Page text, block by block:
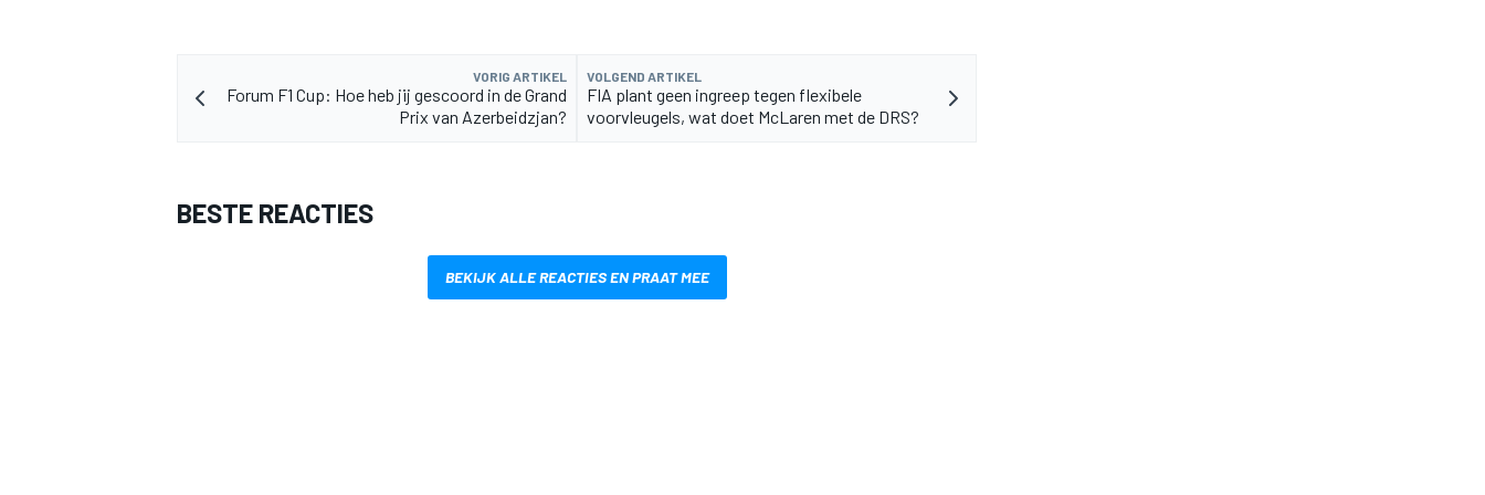
VORIG ARTIKEL
Forum F1 Cup: Hoe heb jij gescoord in de Grand
Prix van Azerbeidzjan?
VOLGEND ARTIKEL
FIA plant geen ingreep tegen flexibele
voorvleugels, wat doet McLaren met de DRS?
BESTE REACTIES
BEKIJK ALLE REACTIES EN PRAAT MEE